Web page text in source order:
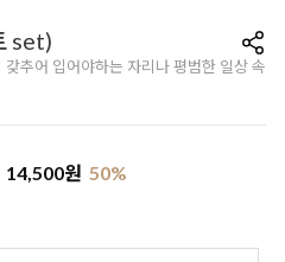
set)
추어 입어야하는 자리나 평범한 일상 속
14,500원 50%